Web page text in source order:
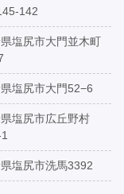
142
塩尻市大門並木町
塩尻市大門52−6
塩尻市広丘野村
塩尻市洗馬3392